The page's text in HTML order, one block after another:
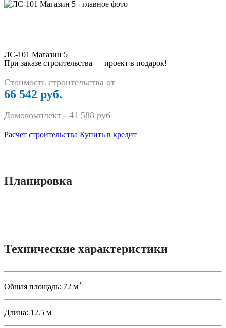
ЛС-101 Магазин 5
При заказе строительства — проект в подарок!
Стоимость строительства от
66 542 руб.
Домокомплект - 41 588 руб
Расчет строительства Купить в кредит
Планировка
Технические характеристики
Общая площадь: 72 м2
Длина: 12.5 м